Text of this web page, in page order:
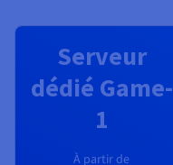
Serveur
dédié Game-
1
À partir de